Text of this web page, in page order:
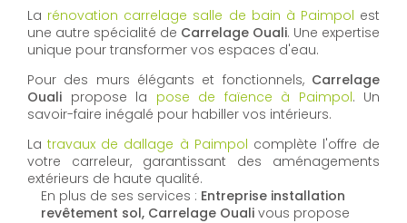
La rénovation carrelage salle de bain à Paimpol est
une autre spécialité de Carrelage Ouali. Une expertise
unique pour transformer vos espaces d'eau.
Pour des murs élégants et fonctionnels, Carrelage
Ouali propose la pose de faïence à Paimpol. Un
savoir-faire inégalé pour habiller vos intérieurs.
Latravaux de dallage à Paimpol complète l'offre de
votre carreleur, garantissant des aménagements
extérieurs de haute qualité.
En plus de ses services : Entreprise installation
revêtement sol, Carrelage Ouali vous propose